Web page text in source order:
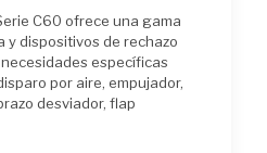
C60 ofrece una gama
y dispositivos de rechazo
específicas
por aire, empujador,
desviador, flap